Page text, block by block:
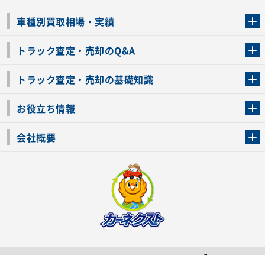
車種別買取相場・実績
トラック査定・売却のQ&A
トラック査定・売却の基礎知識
お役立ち情報
会社概要